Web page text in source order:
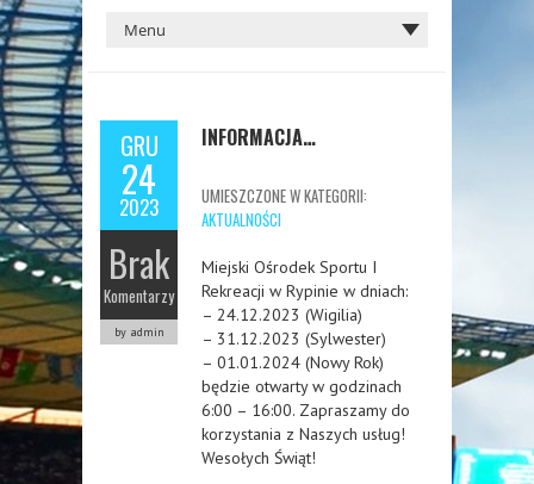
GRU
24
2023
Brak
Komentarzy
by admin
INFORMACJA…
UMIESZCZONE W KATEGORII:
AKTUALNOŚCI
Miejski Ośrodek Sportu I
Rekreacji w Rypinie w dniach:
– 24.12.2023 (Wigilia)
– 31.12.2023 (Sylwester)
– 01.01.2024 (Nowy Rok)
będzie otwarty w godzinach
6:00 – 16:00. Zapraszamy do
korzystania z Naszych usług!
Wesołych Świąt! ‍